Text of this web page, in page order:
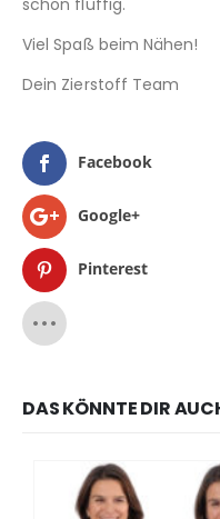
schön fluffig.
Viel Spaß beim Nähen!
Dein Zierstoff Team
Facebook
Google+
Pinterest
DAS KÖNNTE DIR